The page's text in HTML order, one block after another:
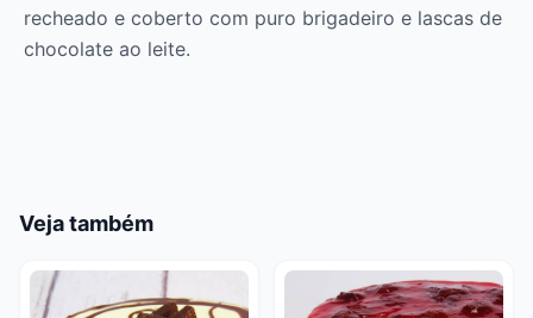
recheado e coberto com puro brigadeiro e lascas de
chocolate ao leite.
Veja também